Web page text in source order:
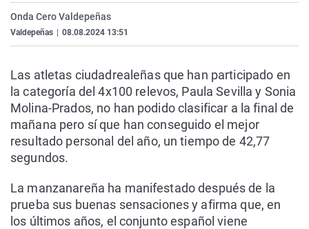
Onda Cero Valdepeñas
Valdepeñas 08.08.2024 13:51
Las atletas ciudadrealeñas que han participado en
la categoría del 4x100 relevos, Paula Sevilla y Sonia
Molina-Prados, no han podido clasificar a la final de
mañana pero sí que han conseguido el mejor
resultado personal del año, un tiempo de 42,77
segundos.
La manzanareña ha manifestado después de la
prueba sus buenas sensaciones y afirma que, en
los últimos años, el conjunto español viene